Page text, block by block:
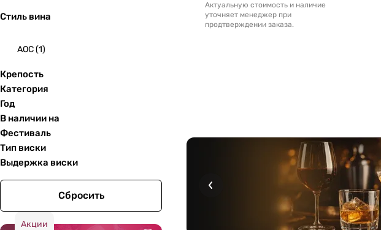
Стиль вина
AOC(1)
Крепость
Категория
Год
В наличии на
Фестиваль
Тип виски
Выдержка виски
Сбросить
Акции
Актуальную стоимость и наличие
уточняет менеджер при
продтверждении заказа.